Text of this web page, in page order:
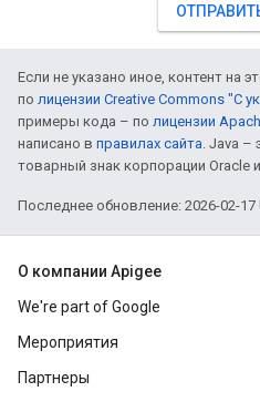
Если не указано иное, контент на
по лицензии Creative Commons "С
примеры кода – по лицензии
написано в правилах сайта. Java –
товарный знак корпорации Oracle
Последнее обновление: 2026-02-17
О компании Apigee
We're part of Google
Мероприятия
Партнеры